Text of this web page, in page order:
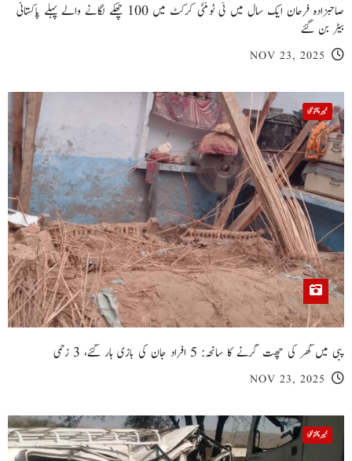
صاحبزادہ فرحان ایک سال میں ٹی ٹوئنٹی کرکٹ میں 100 چھکے لگانے والے پہلے پاکستانی
بیٹر بن گئے
NOV 23, 2025
خیبر پختونخوا
پبی میں گھر کی چھت گرنے کا سانحہ: 5 افراد جان کی بازی ہار گئے، 3 زخمی
NOV 23, 2025
خیبر پختونخوا